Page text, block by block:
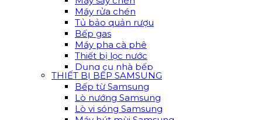
Máy rửa chén
Tủ bảo quản rượu
Bếp gas
Máy pha cà phê
Thiết bị lọc nước
Dụng cụ nhà bếp
THIẾT BỊ BẾP SAMSUNG
Bếp từ Samsung
Lò nướng Samsung
Lò vi sóng Samsung